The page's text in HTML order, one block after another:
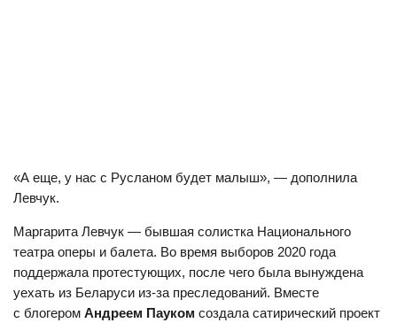
«А еще, у нас с Русланом будет малыш», — дополнила
Левчук.
Маргарита Левчук — бывшая солистка Национального
театра оперы и балета. Во время выборов 2020 года
поддержала протестующих, после чего была вынуждена
уехать из Беларуси из-за преследований. Вместе
с блогером Андреем Пауком создала сатирический проект